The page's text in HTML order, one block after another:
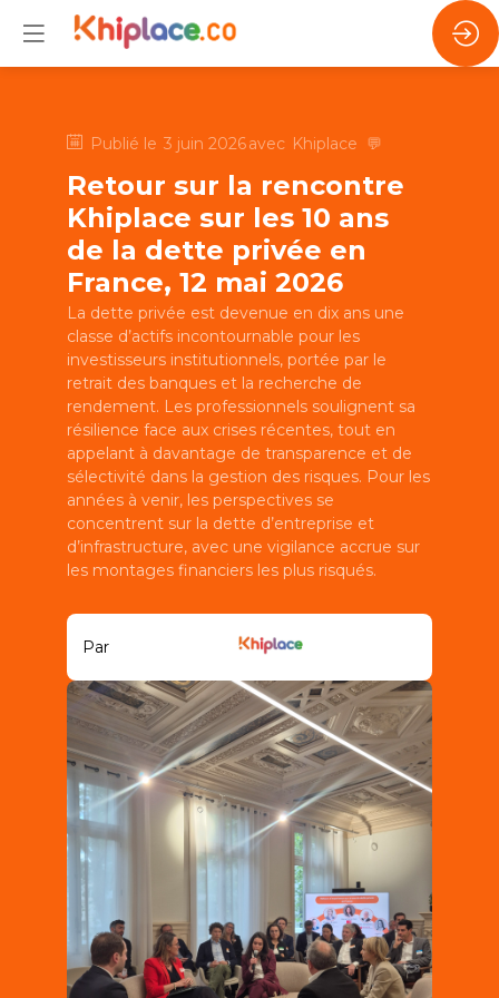
Publié le 3 juin 2026avec Khiplace 💬
Retour sur la rencontre
Khiplace sur les 10 ans
de la dette privée en
France, 12 mai 2026
La dette privée est devenue en dix ans une
classe d’actifs incontournable pour les
investisseurs institutionnels, portée par le
retrait des banques et la recherche de
rendement. Les professionnels soulignent sa
résilience face aux crises récentes, tout en
appelant à davantage de transparence et de
sélectivité dans la gestion des risques. Pour les
années à venir, les perspectives se
concentrent sur la dette d’entreprise et
d’infrastructure, avec une vigilance accrue sur
les montages financiers les plus risqués.
Par